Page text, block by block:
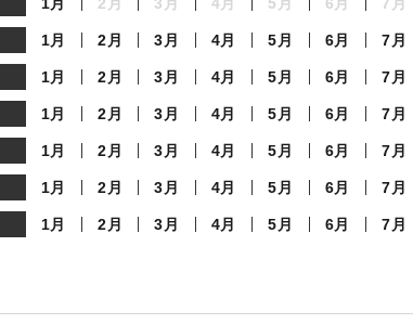
1月 2月 3月 4月 5月 6月 7月
1月 2月 3月 4月 5月 6月 7月
1月 2月 3月 4月 5月 6月 7月
1月 2月 3月 4月 5月 6月 7月
1月 2月 3月 4月 5月 6月 7月
1月 2月 3月 4月 5月 6月 7月